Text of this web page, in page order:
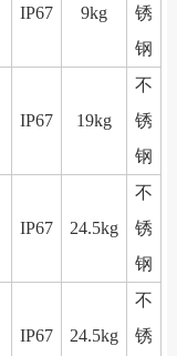
IP67 9kg
锈
钢
IP67 19kg
不
锈
钢
IP67 24.5kg
不
锈
钢
IP67 24.5kg
不
锈